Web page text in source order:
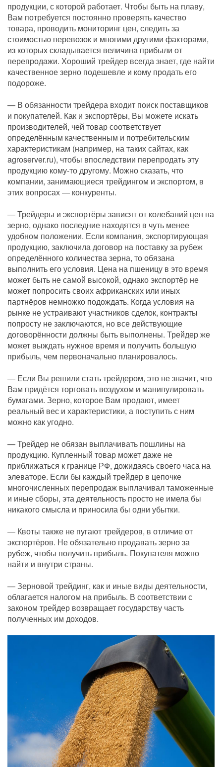
продукции, с которой работает. Чтобы быть на плаву,
Вам потребуется постоянно проверять качество
товара, проводить мониторинг цен, следить за
стоимостью перевозок и многими другими факторами,
из которых складывается величина прибыли от
перепродажи. Хороший трейдер всегда знает, где найти
качественное зерно подешевле и кому продать его
подороже.
— В обязанности трейдера входит поиск поставщиков
и покупателей. Как и экспортёры, Вы можете искать
производителей, чей товар соответствует
определённым качественным и потребительским
характеристикам (например, на таких сайтах, как
agroserver.ru), чтобы впоследствии перепродать эту
продукцию кому-то другому. Можно сказать, что
компании, занимающиеся трейдингом и экспортом, в
этих вопросах — конкуренты.
— Трейдеры и экспортёры зависят от колебаний цен на
зерно, однако последние находятся в чуть менее
удобном положении. Если компания, экспортирующая
продукцию, заключила договор на поставку за рубеж
определённого количества зерна, то обязана
выполнить его условия. Цена на пшеницу в это время
может быть не самой высокой, однако экспортёр не
может попросить своих африканских или иных
партнёров немножко подождать. Когда условия на
рынке не устраивают участников сделок, контракты
попросту не заключаются, но все действующие
договорённости должны быть выполнены. Трейдер же
может выждать нужное время и получить большую
прибыль, чем первоначально планировалось.
— Если Вы решили стать трейдером, это не значит, что
Вам придётся торговать воздухом и манипулировать
бумагами. Зерно, которое Вам продают, имеет
реальный вес и характеристики, а поступить с ним
можно как угодно.
— Трейдер не обязан выплачивать пошлины на
продукцию. Купленный товар может даже не
приближаться к границе РФ, дожидаясь своего часа на
элеваторе. Если бы каждый трейдер в цепочке
многочисленных перепродаж выплачивал таможенные
и иные сборы, эта деятельность просто не имела бы
никакого смысла и приносила бы одни убытки.
— Квоты также не пугают трейдеров, в отличие от
экспортёров. Не обязательно продавать зерно за
рубеж, чтобы получить прибыль. Покупателя можно
найти и внутри страны.
— Зерновой трейдинг, как и иные виды деятельности,
облагается налогом на прибыль. В соответствии с
законом трейдер возвращает государству часть
полученных им доходов.